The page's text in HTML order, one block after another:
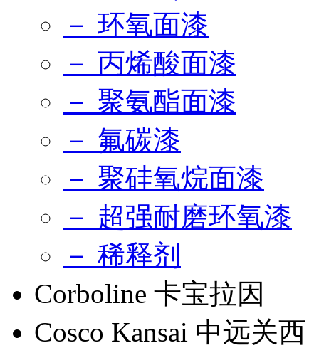
－ 环氧面漆
－ 丙烯酸面漆
－ 聚氨酯面漆
－ 氟碳漆
－ 聚硅氧烷面漆
－ 超强耐磨环氧漆
－ 稀释剂
Corboline 卡宝拉因
Cosco Kansai 中远关西